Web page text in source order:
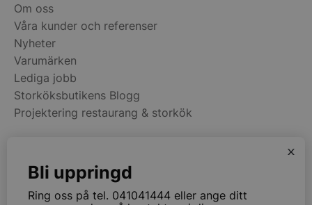
Om oss
Våra kunder och referenser
Nyheter
Varumärken
Lediga jobb
Storköksbutikens Blogg
Projektering restaurang & storkök
Restaurangmaskiner
Kök & Matsal
x
Bli uppringd
Ring oss på tel. 041041444 eller ange ditt
woocommerce_items_in_cart
Automattic